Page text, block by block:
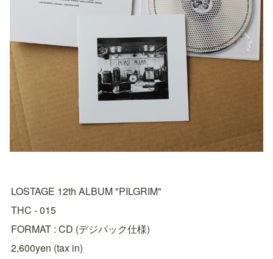
LOSTAGE 12th ALBUM "PILGRIM"
THC - 015
FORMAT : CD (デジパック仕様)
2,600yen (tax in)